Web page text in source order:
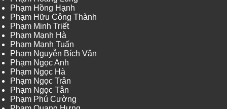
Phạm Hồng Hạnh
Phạm Hữu Công Thành
Phạm Minh Triết
Phạm Mạnh Hà
Phạm Mạnh Tuấn
Phạm Nguyễn Bích Vân
Phạm Ngọc Anh
Phạm Ngọc Hà
Phạm Ngọc Trân
Phạm Ngọc Tân
Phạm Phú Cường